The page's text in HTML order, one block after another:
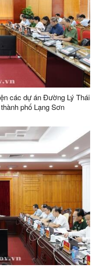
các dự án Đường Lý Thái
phố Lạng Sơn